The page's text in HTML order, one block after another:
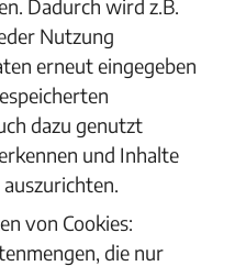
Dadurch wird z.B.
Nutzung
erneut eingegeben
dazu genutzt
und Inhalte
von Cookies:
die nur